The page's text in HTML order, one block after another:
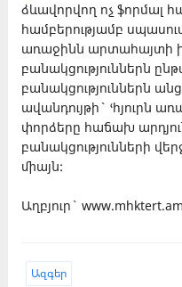
ձևավորվող ոչ ֆորմալ
համբերությամբ
առաջինն արտահայտի
բանակցություններն
բանակցություններն
ավանդույթի` ՙհյուրն
փորձերը հաճախ
բանակցությունների
միայն:
Աղբյուր` www.mhktert.am
Ազգեր